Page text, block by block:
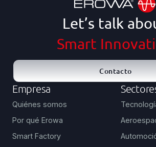
Let’s talk
Smart
Contacto
Empresa
Quiénes somos
Por qué Erowa
Smart Factory